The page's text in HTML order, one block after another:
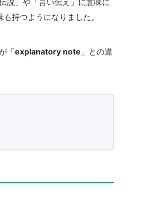
説」や「言い伝え」に意味に
も持つようになりました。
「explanatory note 」との違